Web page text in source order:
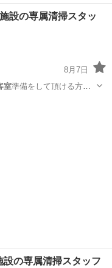
設の専属清掃スタッ
8月7日
室準備をして頂ける方を
設の専属清掃スタッフ